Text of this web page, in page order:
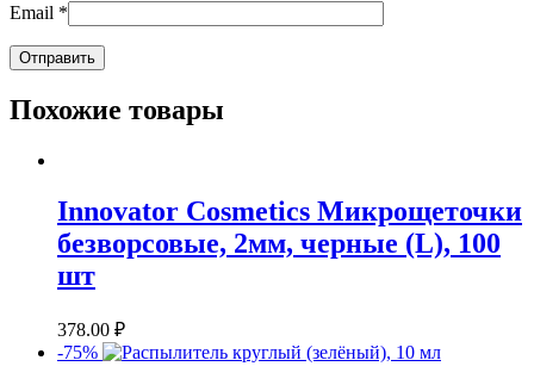
Email *
Похожие товары
Innovator Cosmetics Микрощеточки
безворсовые, 2мм, черные (L), 100
шт
378.00 ₽
-75%